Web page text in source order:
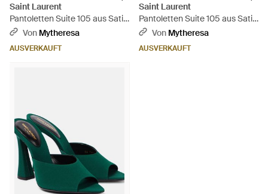
Saint Laurent
Pantoletten Suite 105 aus Satin
- Natur
Von Mytheresa
AUSVERKAUFT
Saint Laurent
Pantoletten Suite 105 aus Satin
- Blau
Von Mytheresa
AUSVERKAUFT